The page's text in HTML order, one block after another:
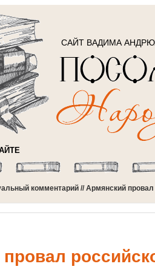
САЙТ ВАДИМА
комментарий // Армянский